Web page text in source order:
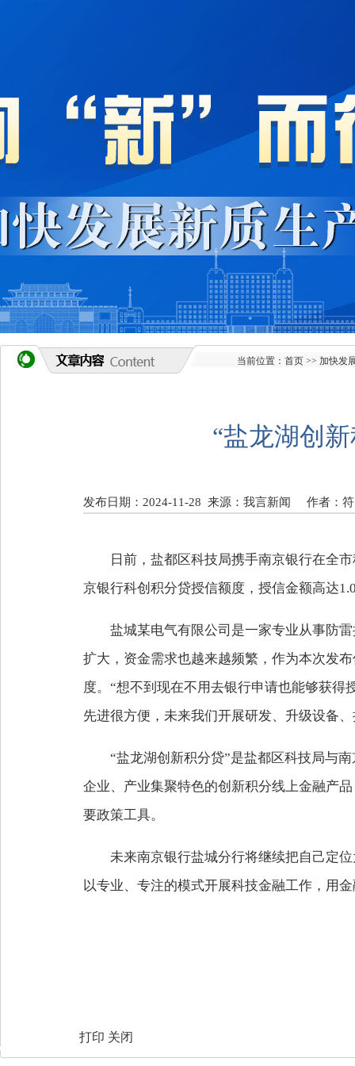
当前位置： 首页 >> 加快发
“盐龙湖创
发布日期：2024-11-28 来源：我言新闻 作者：
日前，盐都区科技局携手南京银行在全
京银行科创积分贷授信额度，授信金额高达
盐城某电气有限公司是一家专业从事防
扩大，资金需求也越来越频繁，作为本次发
度。“想不到现在不用去银行申请也能够获
先进很方便，未来我们开展研发、升级设备
“盐龙湖创新积分贷”是盐都区科技局与
企业、产业集聚特色的创新积分线上金融产
要政策工具。
未来南京银行盐城分行将继续把自己定
以专业、专注的模式开展科技金融工作，用
打印 关闭